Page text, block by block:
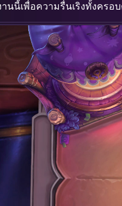
นนี้เพื่อความรื่นเริงทั้งครอ